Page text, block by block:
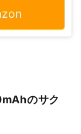
のサク